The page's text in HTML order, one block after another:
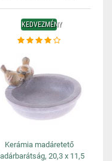
KEDVEZMÉNY
Kerámia madáretető
20,3 x 11,5